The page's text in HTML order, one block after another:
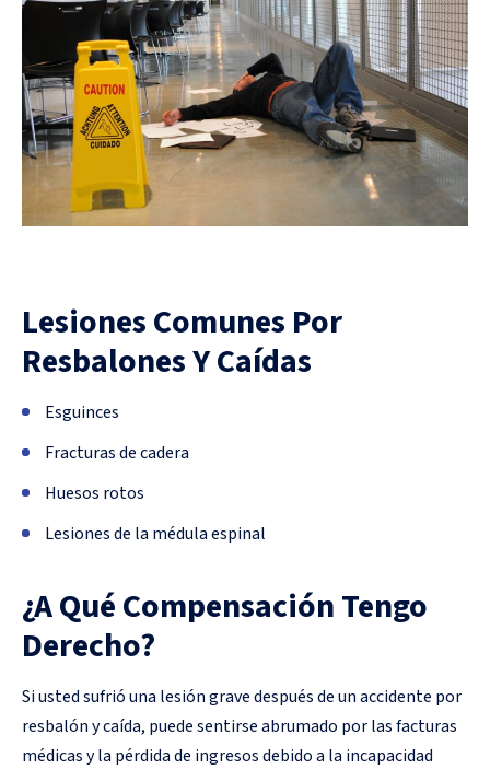
Lesiones Comunes Por
Resbalones Y Caídas
Esguinces
Fracturas de cadera
Huesos rotos
Lesiones de la médula espinal
¿A Qué Compensación Tengo
Derecho?
Si usted sufrió una lesión grave después de un accidente por
resbalón y caída, puede sentirse abrumado por las facturas
médicas y la pérdida de ingresos debido a la incapacidad